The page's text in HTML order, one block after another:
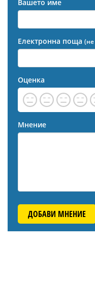
Вашето име
Електронна поща (не
Оценка
Мнение
ДОБАВИ МНЕНИЕ